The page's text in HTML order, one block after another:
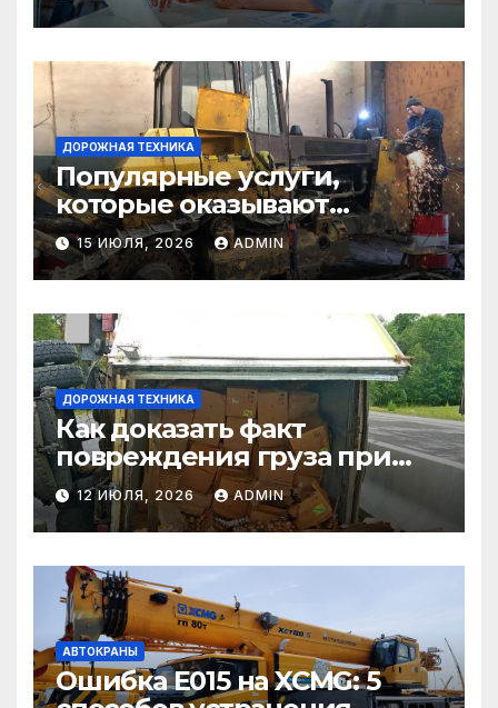
ДОРОЖНАЯ ТЕХНИКА
Популярные услуги,
которые оказывают
самосвалы в строительстве
и логистике
15 ИЮЛЯ, 2026 ADMIN
ДОРОЖНАЯ ТЕХНИКА
Как доказать факт
повреждения груза при
страховом случае
12 ИЮЛЯ, 2026 ADMIN
АВТОКРАНЫ
Ошибка E015 на XCMG: 5